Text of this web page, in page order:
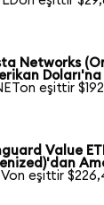
Networks
Doları'na
eşittir
Value
eşittir